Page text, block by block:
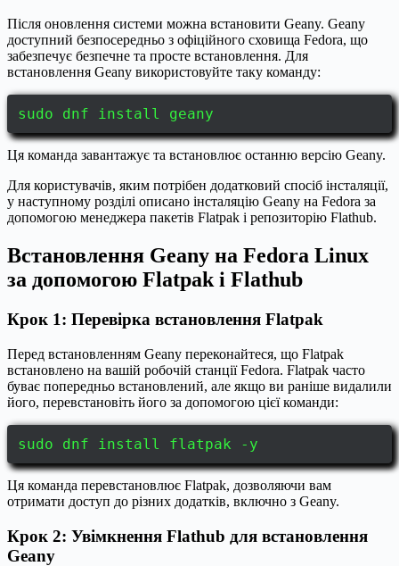
Після оновлення системи можна встановити Geany. Geany
доступний безпосередньо з офіційного сховища Fedora, що
забезпечує безпечне та просте встановлення. Для
встановлення Geany використовуйте таку команду:
sudo dnf install geany
Ця команда завантажує та встановлює останню версію Geany.
Для користувачів, яким потрібен додатковий спосіб інсталяції,
у наступному розділі описано інсталяцію Geany на Fedora за
допомогою менеджера пакетів Flatpak і репозиторію Flathub.
Встановлення Geany на Fedora Linux
за допомогою Flatpak і Flathub
Крок 1: Перевірка встановлення Flatpak
Перед встановленням Geany переконайтеся, що Flatpak
встановлено на вашій робочій станції Fedora. Flatpak часто
буває попередньо встановлений, але якщо ви раніше видалили
його, перевстановіть його за допомогою цієї команди:
sudo dnf install flatpak -y
Ця команда перевстановлює Flatpak, дозволяючи вам
отримати доступ до різних додатків, включно з Geany.
Крок 2: Увімкнення Flathub для встановлення
Geany